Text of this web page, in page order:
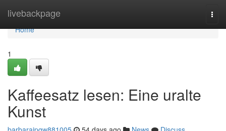
livebackpage
Home
Home
1
Kaffeesatz lesen: Eine uralte
Kunst